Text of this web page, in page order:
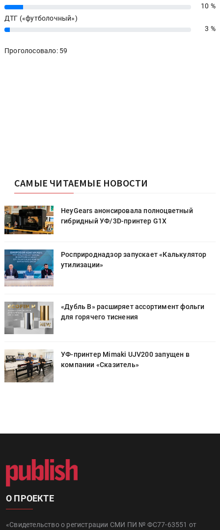
10%
10 %
ДТГ («футболочный»)
3% 3 %
Проголосовало: 59
САМЫЕ ЧИТАЕМЫЕ НОВОСТИ
HeyGears анонсировала полноцветный
гибридный УФ/3D-принтер G1X
Росприроднадзор запускает «Калькулятор
утилизации»
«Дубль В» расширяет ассортимент фольги
для горячего тиснения
УФ-принтер Mimaki UJV200 запущен в
компании «Сказитель»
О ПРОЕКТЕ
«Свидетельство о регистрации СМИ ПИ № ФС77-63551 от